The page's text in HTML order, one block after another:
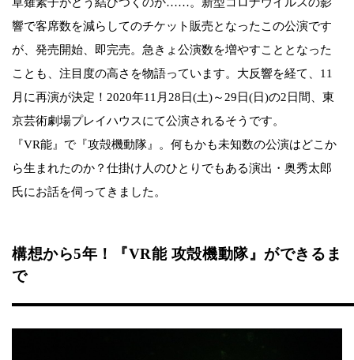
響で客席数を減らしてのチケット販売となったこの公演です
が、発売開始、即完売。急きょ公演数を増やすこととなった
ことも、注目度の高さを物語っています。大反響を経て、11
月に再演が決定！2020年11月28日(土)～29日(日)の2日間、東
京芸術劇場プレイハウスにて公演されるそうです。
『VR能』で『攻殻機動隊』。何もかも未知数の公演はどこか
ら生まれたのか？仕掛け人のひとりでもある演出・奥秀太郎
氏にお話を伺ってきました。
構想から5年！『VR能 攻殻機動隊』ができるま
で